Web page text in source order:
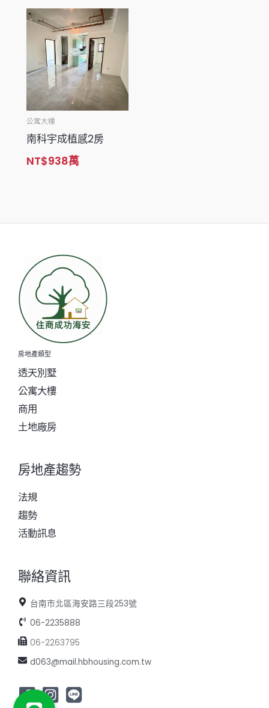
公寓大樓
南科宇成植感2房
NT$938萬
房地產類型
透天別墅
公寓大樓
商用
土地廠房
房地產趨勢
法規
趨勢
活動訊息
聯絡資訊
台南市北區海安路三段253號
06-2235888
06-2263795
d063@mail.hbhousing.com.tw